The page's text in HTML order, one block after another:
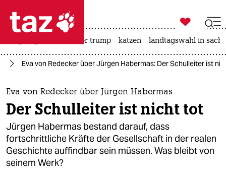
 taz zahl ich
taz zahl ich
themen
politik
öko
gesellschaft

taz zahl ich
usa unter trump katzen landtagswahl in
Eva von Redecker über Jürgen Habermas: Der Schulleiter ist
Eva von Redecker über Jürgen Habermas
Der Schulleiter ist nicht tot
Jürgen Habermas bestand darauf, dass
fortschrittliche Kräfte der Gesellschaft in der realen
Geschichte auffindbar sein müssen. Was bleibt von
seinem Werk?